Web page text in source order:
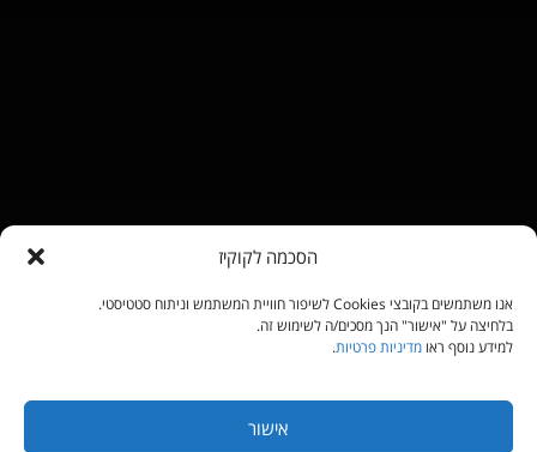
הסכמה לקוקיז
אנו משתמשים בקובצי Cookies לשיפור חוויית המשתמש וניתוח סטטיסטי.
בלחיצה על "אישור" הנך מסכים/ה לשימוש זה.
למידע נוסף ראומדיניות פרטיות.
אישור